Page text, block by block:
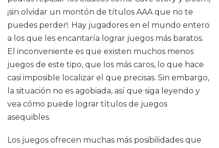
¡sin olvidar un montón de títulos AAA que no te
puedes perder!. Hay jugadores en el mundo entero
a los que les encantaría lograr juegos más baratos.
El inconveniente es que existen muchos menos
juegos de este tipo, que los más caros, lo que hace
casi imposible localizar el que precisas. Sin embargo,
la situación no es agobiada, así que siga leyendo y
vea cómo puede lograr títulos de juegos
asequibles.
Los juegos ofrecen muchas más posibilidades que